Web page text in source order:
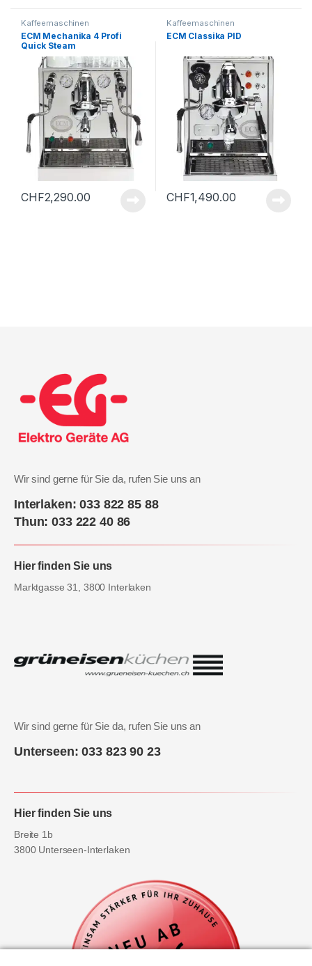
Kaffeemaschinen
ECM Mechanika 4 Profi
Quick Steam
Rotationspumpe
CHF2,290.00
Kaffeemaschinen
ECM Classika PID
CHF1,490.00
Wir sind gerne für Sie da, rufen Sie uns an
Interlaken: 033 822 85 88
Thun: 033 222 40 86
Hier finden Sie uns
Marktgasse 31, 3800 Interlaken
Wir sind gerne für Sie da, rufen Sie uns an
Unterseen: 033 823 90 23
Hier finden Sie uns
Breite 1b
3800 Unterseen-Interlaken